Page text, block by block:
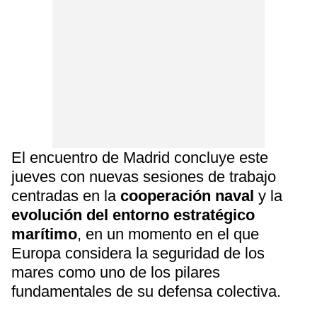
El encuentro de Madrid concluye este
jueves con nuevas sesiones de trabajo
centradas en lacooperación naval y la
evolución del entorno estratégico
marítimo, en un momento en el que
Europa considera la seguridad de los
mares como uno de los pilares
fundamentales de su defensa colectiva.